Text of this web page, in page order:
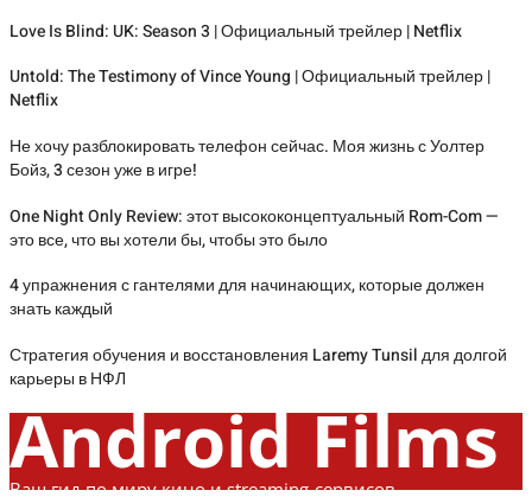
Love Is Blind: UK: Season 3 | Официальный трейлер | Netflix
Untold: The Testimony of Vince Young | Официальный трейлер |
Netflix
Не хочу разблокировать телефон сейчас. Моя жизнь с Уолтер
Бойз, 3 сезон уже в игре!
One Night Only Review: этот высококонцептуальный Rom-Com —
это все, что вы хотели бы, чтобы это было
4 упражнения с гантелями для начинающих, которые должен
знать каждый
Стратегия обучения и восстановления Laremy Tunsil для долгой
карьеры в НФЛ
Android Films
Ваш гид по миру кино и streaming-сервисов